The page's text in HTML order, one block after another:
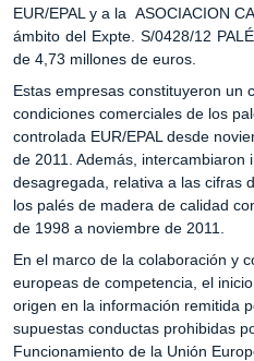
EUR/EPAL y a la ASOCIACION
ámbito del Expte. S/0428/12
de 4,73 millones de euros.
Estas empresas constituyeron un
condiciones comerciales de los
controlada EUR/EPAL desde
de 2011. Además, intercambiaron
desagregada, relativa a las cifras
los palés de madera de calidad
de 1998 a noviembre de 2011.
En el marco de la colaboración y
europeas de competencia, el
origen en la información remitida
supuestas conductas prohibidas
Funcionamiento de la Unión